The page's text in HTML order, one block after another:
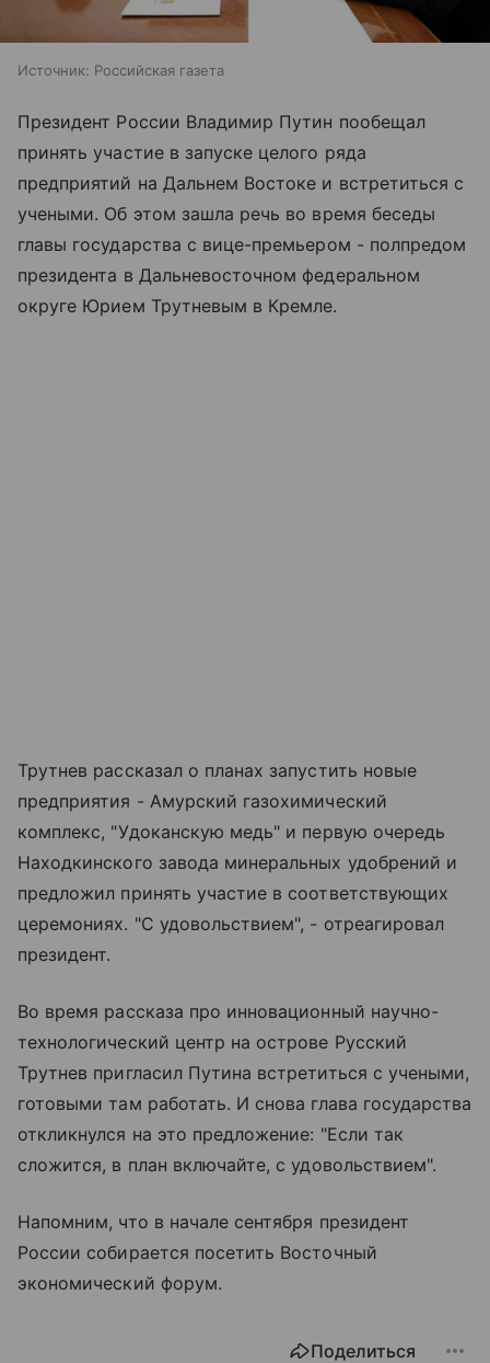
Источник: Российская газета
Президент России Владимир Путин пообещал
принять участие в запуске целого ряда
предприятий на Дальнем Востоке и встретиться с
учеными. Об этом зашла речь во время беседы
главы государства с вице-премьером - полпредом
президента в Дальневосточном федеральном
округе Юрием Трутневым в Кремле.
Трутнев рассказал о планах запустить новые
предприятия - Амурский газохимический
комплекс, "Удоканскую медь" и первую очередь
Находкинского завода минеральных удобрений и
предложил принять участие в соответствующих
церемониях. "С удовольствием", - отреагировал
президент.
Во время рассказа про инновационный научно-
технологический центр на острове Русский
Трутнев пригласил Путина встретиться с учеными,
готовыми там работать. И снова глава государства
откликнулся на это предложение: "Если так
сложится, в план включайте, с удовольствием".
Напомним, что в начале сентября президент
России собирается посетить Восточный
экономический форум.
Поделиться